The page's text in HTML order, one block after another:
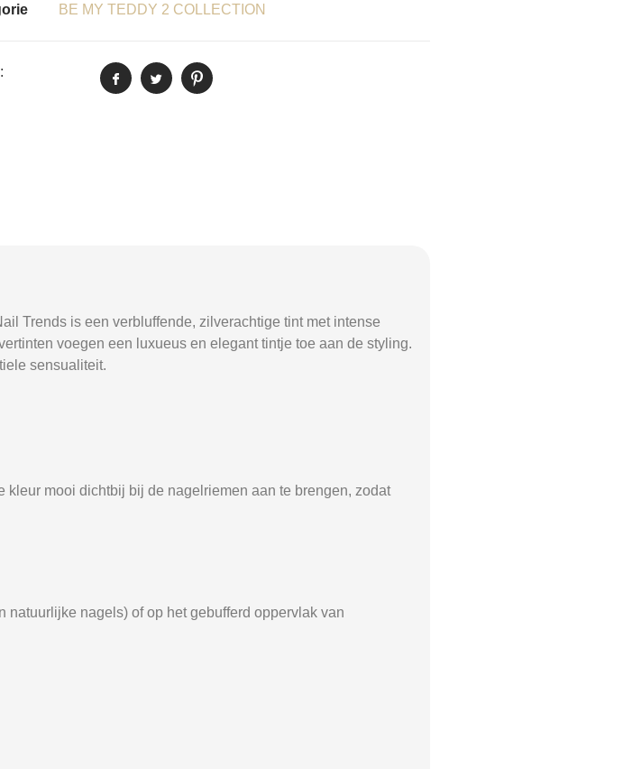
BE MY TEDDY 2 COLLECTION
Trends is een verbluffende, zilverachtige tint met intense
voegen een luxueus en elegant tintje toe aan de styling.
sensualiteit.
mooi dichtbij bij de nagelriemen aan te brengen, zodat
nagels) of op het gebufferd oppervlak van